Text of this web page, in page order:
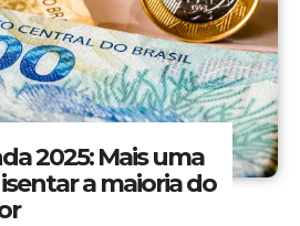
2025: Mais uma
a maioria do